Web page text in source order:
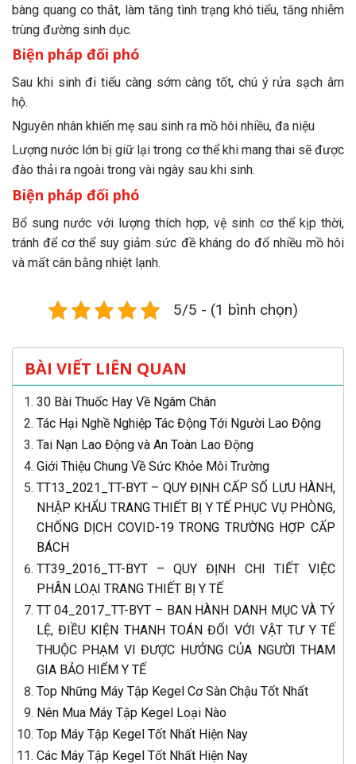
bàng quang co thắt, làm tăng tình trạng khó tiểu, tăng nhiễm
trùng đường sinh dục.
Biện pháp đối phó
Sau khi sinh đi tiểu càng sớm càng tốt, chú ý rửa sạch âm
hộ.
Nguyên nhân khiến mẹ sau sinh ra mồ hôi nhiều, đa niệu
Lượng nước lớn bị giữ lại trong cơ thể khi mang thai sẽ được
đào thải ra ngoài trong vài ngày sau khi sinh.
Biện pháp đối phó
Bổ sung nước với lượng thích hợp, vệ sinh cơ thể kịp thời,
tránh để cơ thể suy giảm sức đề kháng do đổ nhiều mồ hôi
và mất cân bằng nhiệt lạnh.
5/5 - (1 bình chọn)
BÀI VIẾT LIÊN QUAN
30 Bài Thuốc Hay Về Ngâm Chân
Tác Hại Nghề Nghiệp Tác Động Tới Người Lao Động
Tai Nạn Lao Động và An Toàn Lao Động
Giới Thiệu Chung Về Sức Khỏe Môi Trường
TT13_2021_TT-BYT – QUY ĐỊNH CẤP SỐ LƯU HÀNH,
NHẬP KHẨU TRANG THIẾT BỊ Y TẾ PHỤC VỤ PHÒNG,
CHỐNG DỊCH COVID-19 TRONG TRƯỜNG HỢP CẤP
BÁCH
TT39_2016_TT-BYT – QUY ĐỊNH CHI TIẾT VIỆC
PHÂN LOẠI TRANG THIẾT BỊ Y TẾ
TT 04_2017_TT-BYT – BAN HÀNH DANH MỤC VÀ TỶ
LỆ, ĐIỀU KIỆN THANH TOÁN ĐỐI VỚI VẬT TƯ Y TẾ
THUỘC PHẠM VI ĐƯỢC HƯỞNG CỦA NGƯỜI THAM
GIA BẢO HIỂM Y TẾ
Top Những Máy Tập Kegel Cơ Sàn Chậu Tốt Nhất
Nên Mua Máy Tập Kegel Loại Nào
Top Máy Tập Kegel Tốt Nhất Hiện Nay
Các Máy Tập Kegel Tốt Nhất Hiện Nay